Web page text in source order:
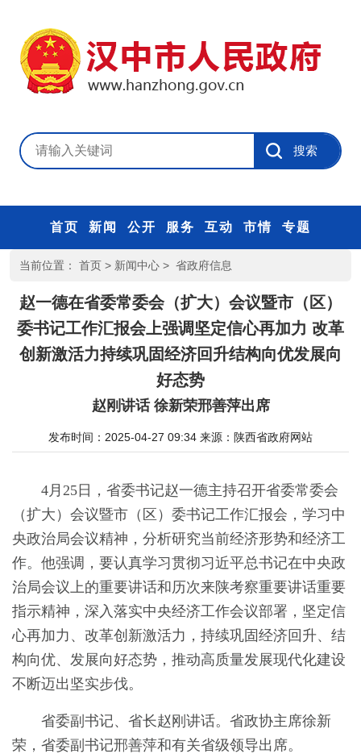
首页 新闻 公开 服务 互动 市情 专题
当前位置： 首页 > 新闻中心 > 省政府信息
赵一德在省委常委会（扩大）会议暨市（区）
委书记工作汇报会上强调坚定信心再加力 改革
创新激活力持续巩固经济回升结构向优发展向
好态势
赵刚讲话 徐新荣邢善萍出席
发布时间：2025-04-27 09:34 来源： 陕西省政府网站
4月25日，省委书记赵一德主持召开省委常委会
（扩大）会议暨市（区）委书记工作汇报会，学习中
央政治局会议精神，分析研究当前经济形势和经济工
作。他强调，要认真学习贯彻习近平总书记在中央政
治局会议上的重要讲话和历次来陕考察重要讲话重要
指示精神，深入落实中央经济工作会议部署，坚定信
心再加力、改革创新激活力，持续巩固经济回升、结
构向优、发展向好态势，推动高质量发展现代化建设
不断迈出坚实步伐。
省委副书记、省长赵刚讲话。省政协主席徐新
荣，省委副书记邢善萍和有关省级领导出席。